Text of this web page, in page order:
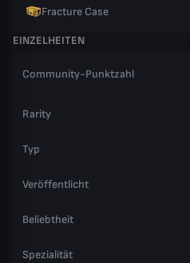
Fracture Case
EINZELHEITEN
Community-Punktzahl
Rarity
Typ
Veröffentlicht
Beliebtheit
Spezialität